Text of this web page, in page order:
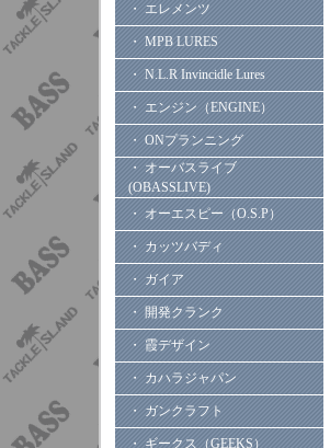
・ エレメンツ
・ MPB LURES
・ N.L.R Invincidle Lures
・ エンジン（ENGINE）
・ ONプランニング
・ オーバスライブ
(OBASSLIVE)
・ オーエスピー（O.S.P）
・ カッツバディ
・ ガイア
・ 開発クランク
・ 霞デザイン
・ カハラジャパン
・ ガンクラフト
・ ギークス（GEEKS）